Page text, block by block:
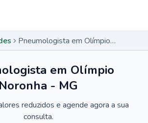
Pneumologista em Olímpio Noronha - MG
em Olímpio
Noronha - MG
reduzidos e agende agora a sua
consulta.